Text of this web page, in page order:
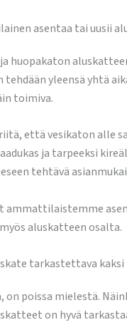
asentaa tai uusii
yleensä yhtä
toimiva.
että vesikaton alle
ja tarpeeksi
tehtävä
aluskatteen osalta.
tarkastettava kaksi
on poissa mielestä.
on hyvä